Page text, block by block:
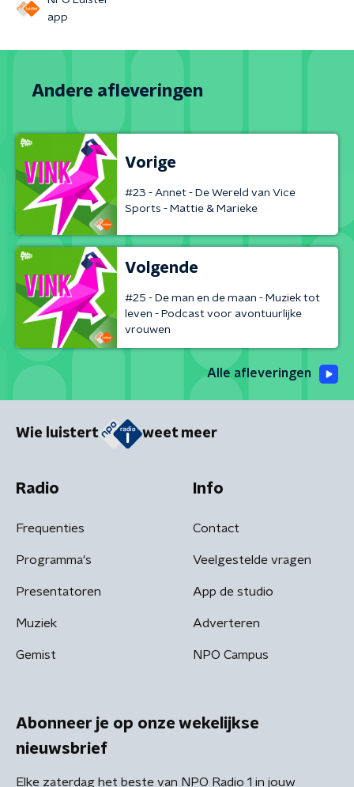
app
Andere afleveringen
Vorige
#23 - Annet - De Wereld van Vice
Sports - Mattie & Marieke
Volgende
#25 - De man en de maan - Muziek tot
leven - Podcast voor avontuurlijke
vrouwen
Alle afleveringen
Wie luistert weet meer
Radio
Frequenties
Programma's
Presentatoren
Muziek
Gemist
Info
Contact
Veelgestelde vragen
App de studio
Adverteren
NPO Campus
Abonneer je op onze wekelijkse
nieuwsbrief
Elke zaterdag het beste van NPO Radio 1 in jouw